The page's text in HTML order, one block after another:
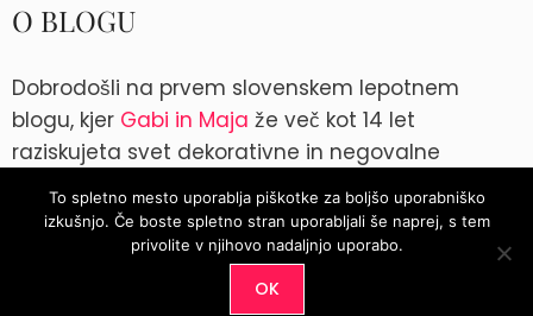
O BLOGU
Dobrodošli na prvem slovenskem lepotnem
blogu, kjer Gabi in Maja že več kot 14 let
raziskujeta svet dekorativne in negovalne
kozmetike. Kontakt: blog@parokeets.com
Instagram
Instagram
To spletno mesto uporablja piškotke za boljšo uporabniško
izkušnjo. Če boste spletno stran uporabljali še naprej, s tem
privolite v njihovo nadaljnjo uporabo.
OK